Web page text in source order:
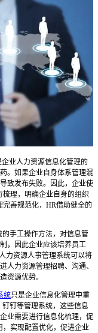
业人力资源信息化管理的
。如果企业自身体系管理混
致发布失败。因此，企业使
理，明确企业自身的组织
善规范化，HR借助健全的
的手工操作方法，对信息管
，因此企业应该培养员工
力资源人事管理系统可以将
人力资源管理招聘、沟通、
资源优势。
统只是企业信息化管理中重
钉等管理系统，这些信息
业需要进行信息化梳理，促
实现配置优化，促进企业